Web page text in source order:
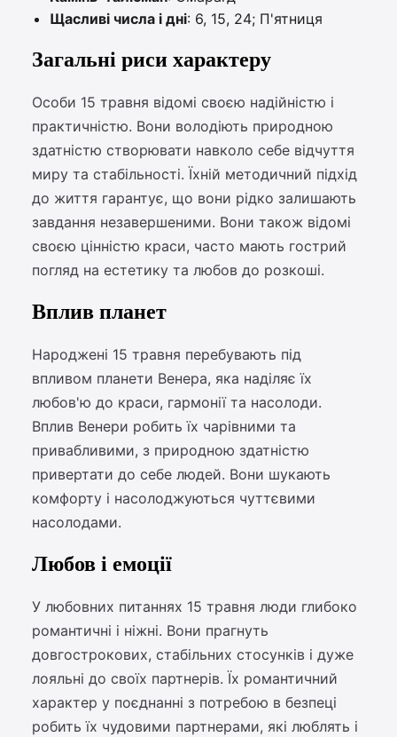
Щасливі числа і дні: 6, 15, 24; П'ятниця
Загальні риси характеру
Особи 15 травня відомі своєю надійністю і
практичністю. Вони володіють природною
здатністю створювати навколо себе відчуття
миру та стабільності. Їхній методичний підхід
до життя гарантує, що вони рідко залишають
завдання незавершеними. Вони також відомі
своєю цінністю краси, часто мають гострий
погляд на естетику та любов до розкоші.
Вплив планет
Народжені 15 травня перебувають під
впливом планети Венера, яка наділяє їх
любов'ю до краси, гармонії та насолоди.
Вплив Венери робить їх чарівними та
привабливими, з природною здатністю
привертати до себе людей. Вони шукають
комфорту і насолоджуються чуттєвими
насолодами.
Любов і емоції
У любовних питаннях 15 травня люди глибоко
романтичні і ніжні. Вони прагнуть
довгострокових, стабільних стосунків і дуже
лояльні до своїх партнерів. Їх романтичний
характер у поєднанні з потребою в безпеці
робить їх чудовими партнерами, які люблять і